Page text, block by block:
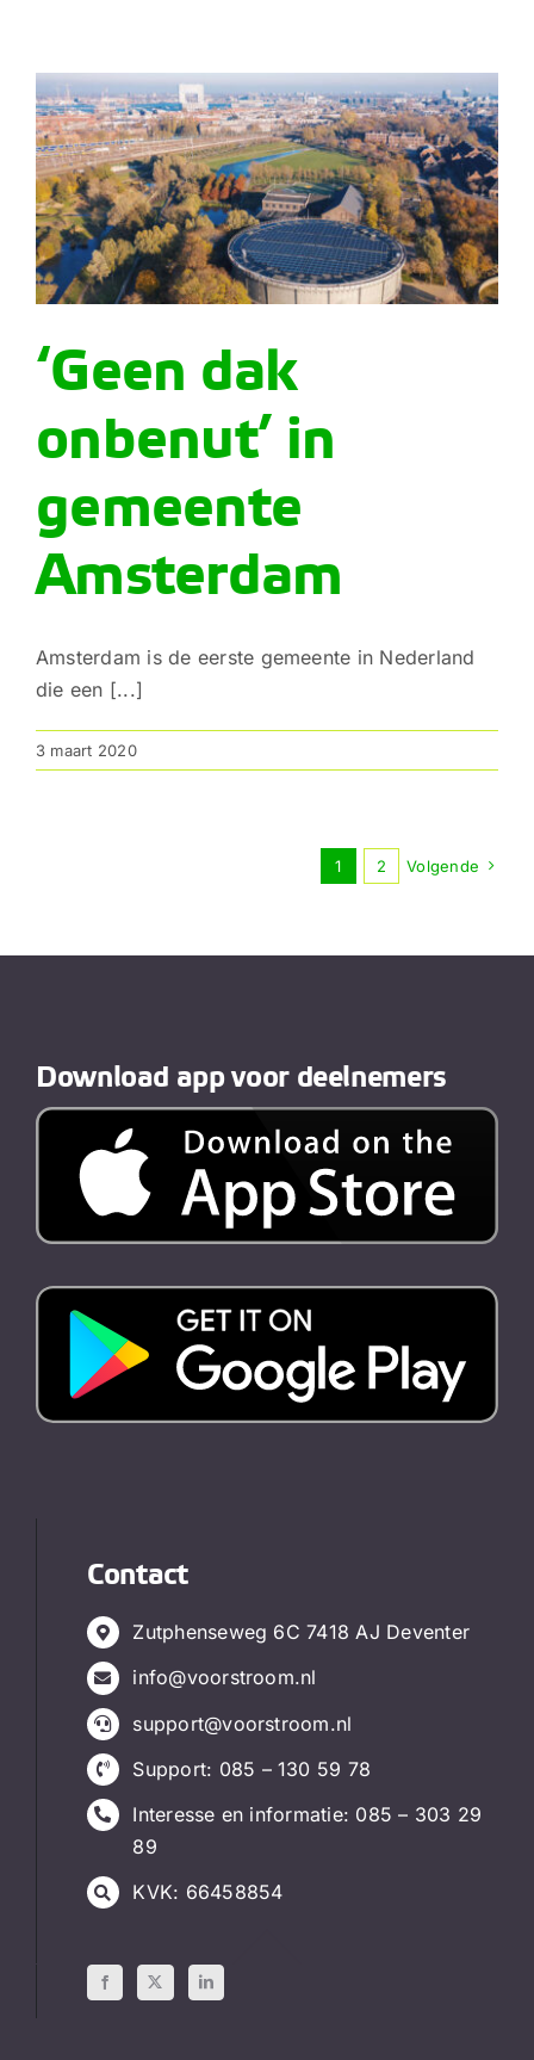
‘Geen dak
onbenut’ in
gemeente
Amsterdam
Amsterdam is de eerste gemeente in Nederland
die een [...]
3 maart 2020
1 2 Volgende
Download app voor deelnemers
Contact
Zutphenseweg 6C 7418 AJ Deventer
info@voorstroom.nl
support@voorstroom.nl
Support: 085 – 130 59 78
Interesse en informatie: 085 – 303 29
89
KVK: 66458854